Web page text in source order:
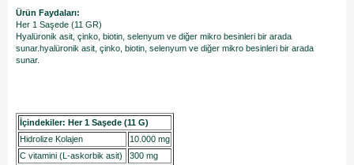
Ürün Faydaları:
Her 1 Saşede (11 GR)
Hyalüronik asit, çinko, biotin, selenyum ve diğer mikro besinleri bir arada
sunar.hyalüronik asit, çinko, biotin, selenyum ve diğer mikro besinleri bir arada
sunar.
İçindekiler: Her 1 Saşede (11 G)
Hidrolize Kolajen
10.000 mg
C vitamini (L-askorbik asit)
300 mg